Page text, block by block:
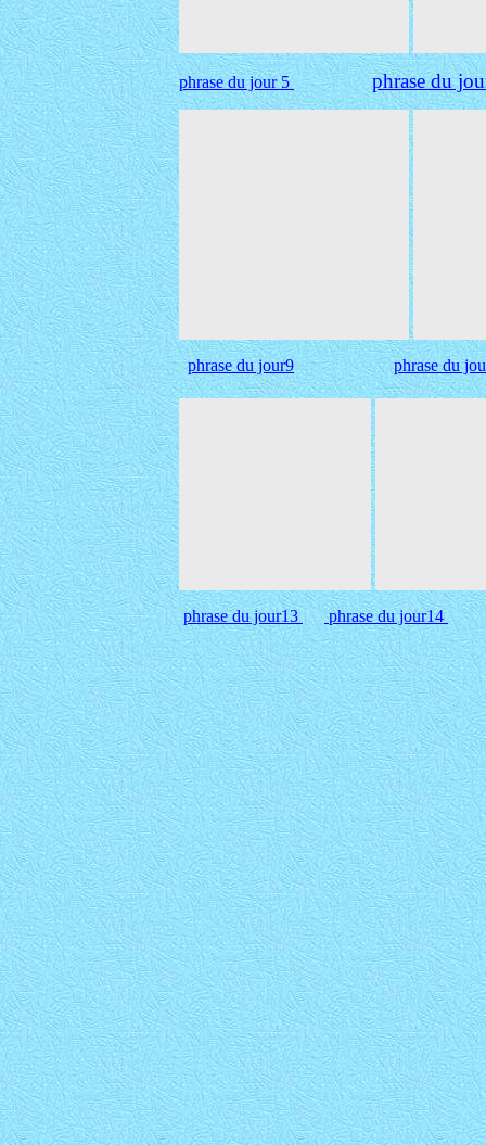
phrase du jour 5 phrase du
phrase du jour9 phrase du
phrase du jour13 phrase du jour14